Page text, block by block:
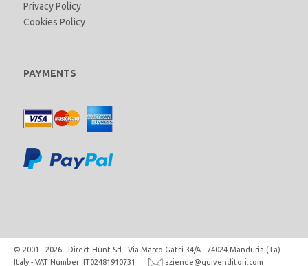
Privacy Policy
Cookies Policy
PAYMENTS
© 2001 - 2026 Direct Hunt Srl - Via Marco Gatti 34/A - 74024 Manduria (Ta)
Italy - VAT Number: IT02481910731
aziende@quivenditori.com